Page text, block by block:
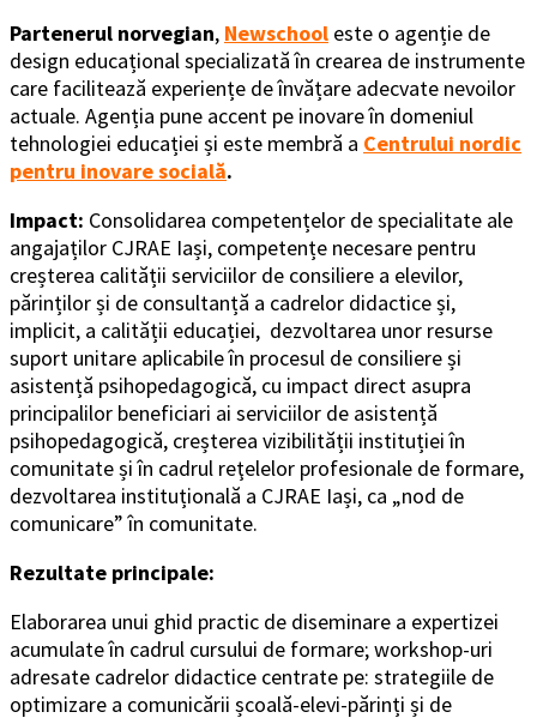
Partenerul norvegian, Newschool este o agenție de
design educațional specializată în crearea de instrumente
care facilitează experiențe de învățare adecvate nevoilor
actuale. Agenția pune accent pe inovare în domeniul
tehnologiei educației și este membră a Centrului nordic
pentru inovare socială.
Impact: Consolidarea competențelor de specialitate ale
angajaților CJRAE Iași, competențe necesare pentru
creșterea calității serviciilor de consiliere a elevilor,
părinților și de consultanță a cadrelor didactice și,
implicit, a calității educației, dezvoltarea unor resurse
suport unitare aplicabile în procesul de consiliere și
asistență psihopedagogică, cu impact direct asupra
principalilor beneficiari ai serviciilor de asistență
psihopedagogică, creșterea vizibilității instituției în
comunitate și în cadrul reţelelor profesionale de formare,
dezvoltarea instituțională a CJRAE Iași, ca „nod de
comunicare” în comunitate.
Rezultate principale:
Elaborarea unui ghid practic de diseminare a expertizei
acumulate în cadrul cursului de formare; workshop-uri
adresate cadrelor didactice centrate pe: strategiile de
optimizare a comunicării școală-elevi-părinți și de